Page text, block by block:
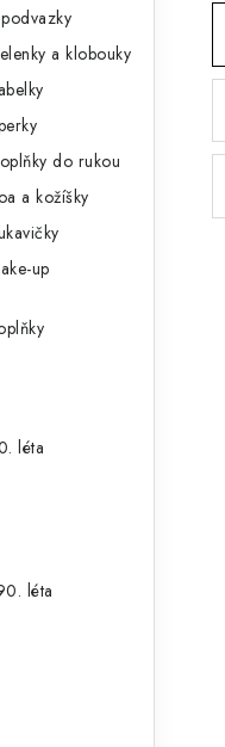
a klobouky
do rukou
a kožíšky
up
léta
léta